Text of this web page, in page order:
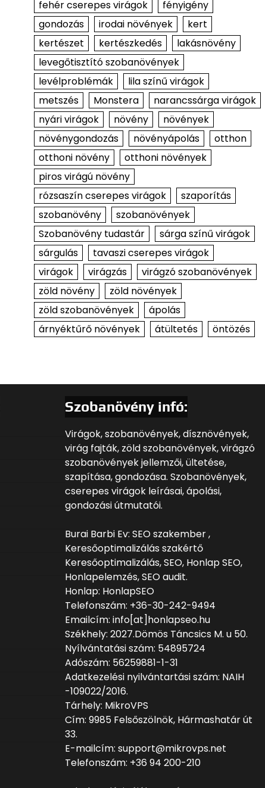
fehér cserepes virágok
fényigény
gondozás
irodai növények
kert
kertészet
kertészkedés
lakásnövény
levegőtisztító szobanövények
levélproblémák
lila színű virágok
metszés
Monstera
narancssárga virágok
nyári virágok
növény
növények
növénygondozás
növényápolás
otthon
otthoni növény
otthoni növények
piros virágú növény
rózsaszín cserepes virágok
szaporítás
szobanövény
szobanövények
Szobanövény tudastár
sárga színű virágok
sárgulás
tavaszi cserepes virágok
virágok
virágzás
virágzó szobanövények
zöld növény
zöld növények
zöld szobanövények
ápolás
árnyéktűrő növények
átültetés öntözés
Szobanövény infó:
Virágok, szobanövények, dísznövények,
virág fajták, zöld szobanövények, virágzó
szobanövények jellemzői, ültetése,
szapítása, gondozása. Szobanövények,
cserepes virágok leírásai, ápolási,
gondozási útmutatói.
Burai Barbi Ev: SEO szakember ,
Keresőoptimalizálás szakértő
Keresőoptimalizálás, SEO, Honlap SEO,
Honlapelemzés, SEO audit.
Honlap: HonlapSEO
Telefonszám: +36-30-242-9494
Emailcím: info[at]honlapseo.hu
Székhely: 2027.Dömös Táncsics M. u 50.
Nyílvántatási szám: 54895724
Adószám: 56259881-1-31
Adatkezelési nyilvántartási szám: NAIH
-109022/2016.
Tárhely: MikroVPS
Cím: 9985 Felsőszölnök, Hármashatár út
33.
E-mailcím: support@mikrovps.net
Telefonszám: +36 94 200-210